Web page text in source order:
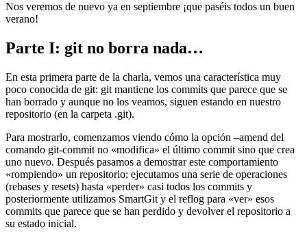
Nos veremos de nuevo ya en septiembre ¡que paséis todos un buen
verano!
Parte I: git no borra nada…
En esta primera parte de la charla, vemos una característica muy
poco conocida de git: git mantiene los commits que parece que se
han borrado y aunque no los veamos, siguen estando en nuestro
repositorio (en la carpeta .git).
Para mostrarlo, comenzamos viendo cómo la opción –amend del
comando git-commit no «modifica» el último commit sino que crea
uno nuevo. Después pasamos a demostrar este comportamiento
«rompiendo» un repositorio: ejecutamos una serie de operaciones
(rebases y resets) hasta «perder» casi todos los commits y
posteriormente utilizamos SmartGit y el reflog para «ver» esos
commits que parece que se han perdido y devolver el repositorio a
su estado inicial.